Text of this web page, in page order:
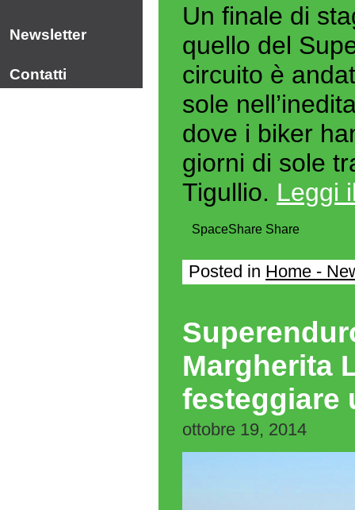
Un finale di
quello del
circuito è
sole
dove i biker
giorni di sole
Tigullio. Leggi
SpaceShare Share
Posted in Home -
Margherita
festeggiare
ottobre 19, 2014
Newsletter
Contatti